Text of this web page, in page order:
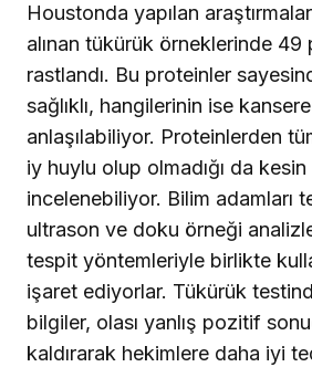
Houstonda yapılan
alınan tükürük örneklerinde 49
rastlandı. Bu proteinler
sağlıklı, hangilerinin ise
anlaşılabiliyor. Proteinlerden
iy huylu olup olmadığı da
incelenebiliyor. Bilim adamları
ultrason ve doku örneği
tespit yöntemleriyle birlikte
işaret ediyorlar. Tükürük
bilgiler, olası yanlış pozitif
kaldırarak hekimlere daha iyi